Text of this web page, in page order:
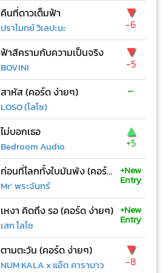
คืนที่ดาวเต็มฟ้า
ปราโมทย์ วิเลปะนะ
▼
-6
ฟ้าสีครามกับความเป็นจริง
BOVINI
▼
-5
สาหัส (คอร์ด ง่ายๆ)
LOSO (โลโซ)
-
ไม่บอกเธอ
Bedroom Audio
▲
+5
ก่อนที่โลกทั้งใบมันพัง (คอร์ด ง่ายๆ)
Mr’ พระจันทร์
+New
Entry
เหงา คิดถึง รอ (คอร์ด ง่ายๆ)
เสก โลโซ
+New
Entry
ตามตะวัน (คอร์ด ง่ายๆ)
NUM KALA x แอ๊ด คาราบาว
▼
-8